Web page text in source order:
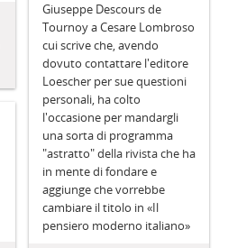
Giuseppe Descours de
Tournoy a Cesare Lombroso
cui scrive che, avendo
dovuto contattare l'editore
Loescher per sue questioni
personali, ha colto
l'occasione per mandargli
una sorta di programma
"astratto" della rivista che ha
in mente di fondare e
aggiunge che vorrebbe
cambiare il titolo in «Il
pensiero moderno italiano»